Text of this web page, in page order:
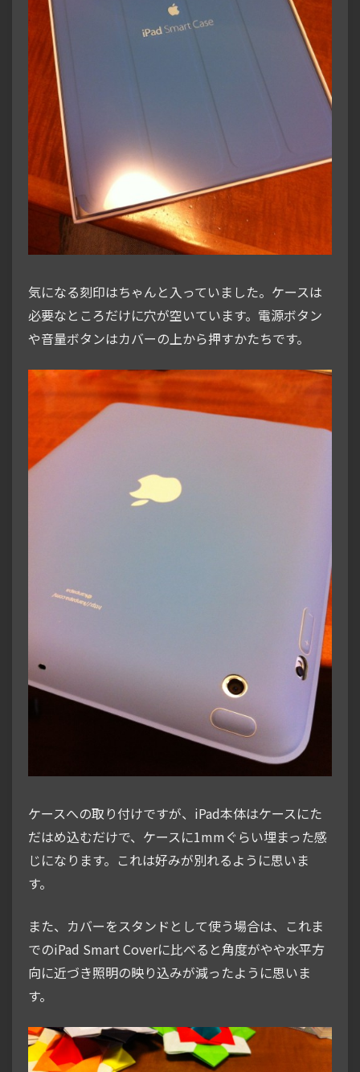
気になる刻印はちゃんと入っていました。ケースは
必要なところだけに穴が空いています。電源ボタン
や音量ボタンはカバーの上から押すかたちです。
ケースへの取り付けですが、iPad本体はケースにた
だはめ込むだけで、ケースに1mmぐらい埋まった感
じになります。これは好みが別れるように思いま
す。
また、カバーをスタンドとして使う場合は、これま
でのiPad Smart Coverに比べると角度がやや水平方
向に近づき照明の映り込みが減ったように思いま
す。